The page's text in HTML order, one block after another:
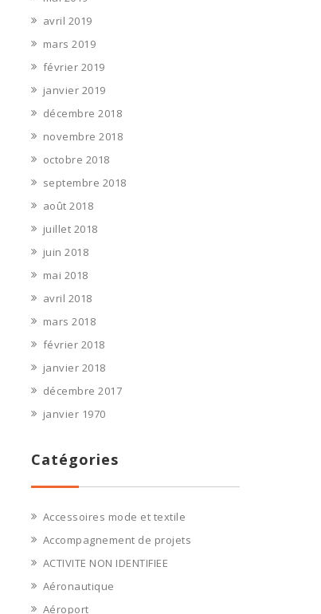
avril 2019
mars 2019
février 2019
janvier 2019
décembre 2018
novembre 2018
octobre 2018
septembre 2018
août 2018
juillet 2018
juin 2018
mai 2018
avril 2018
mars 2018
février 2018
janvier 2018
décembre 2017
janvier 1970
Catégories
Accessoires mode et textile
Accompagnement de projets
ACTIVITE NON IDENTIFIEE
Aéronautique
Aéroport